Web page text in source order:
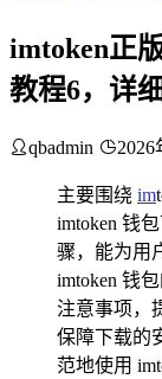
imtoken正
教程6，详
qbadmin 2026
主要围绕 im
imtoken 钱
骤，能为用
imtoken 钱
注意事项，
保障下载的
范地使用